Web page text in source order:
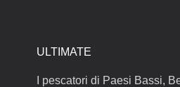
ULTIMATE
I pescatori di Paesi Bassi,